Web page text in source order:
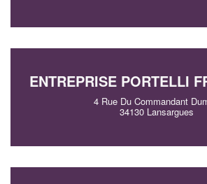
ENTREPRISE PORTELLI
4 Rue Du Commandant
34130 Lansargues